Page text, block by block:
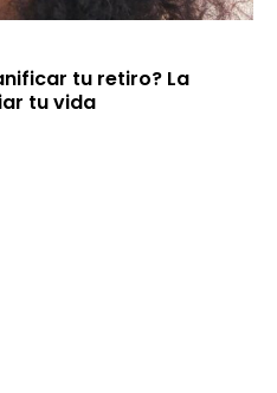
tu retiro? La
tu vida